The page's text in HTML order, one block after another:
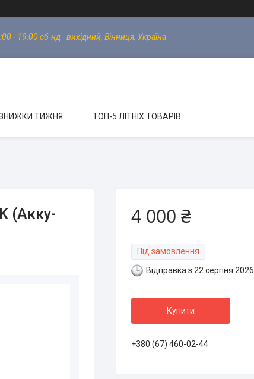
- 19:00 сб-нд - вихідний, Вінниця, Україна
ТИЖНЯ ТОП-5 ЛІТНІХ ТОВАРІВ
(Акку-
4 000 ₴
Під замовлення
Відправка з 22 серпня 2026
Купити
+380 (67) 460-02-44